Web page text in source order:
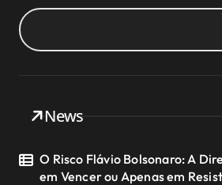
News
O Risco Flávio Bolsonaro: A
em Vencer ou Apenas em